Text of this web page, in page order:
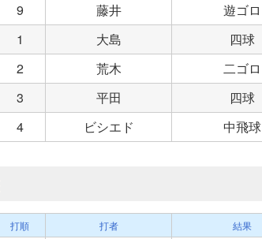
9 藤井 遊ゴロ
1 大島 四球
2 荒木 二ゴロ
3 平田 四球
4 ビシエド 中飛球
打順 打者 結果